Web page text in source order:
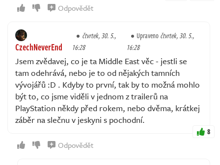
Odpovědět
CzechNeverEnd
čtvrtek, 30. 5.,
16:28
Upravenočtvrtek, 30. 5.,
16:28
Jsem zvědavej, co je ta Middle East věc - jestli se
tam odehrává, nebo je to od nějakých tamních
vývojářů :D . Kdyby to první, tak by to možná mohlo
být to, co jsme viděli v jednom z trailerů na
PlayStation někdy před rokem, nebo dvěma, krátkej
záběr na slečnu v jeskyni s pochodní.
8
Odpovědět